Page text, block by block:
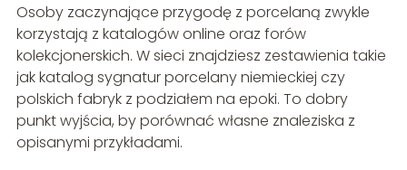
Osoby zaczynające przygodę z porcelaną zwykle
korzystają z katalogów online oraz forów
kolekcjonerskich. W sieci znajdziesz zestawienia takie
jak katalog sygnatur porcelany niemieckiej czy
polskich fabryk z podziałem na epoki. To dobry
punkt wyjścia, by porównać własne znaleziska z
opisanymi przykładami.